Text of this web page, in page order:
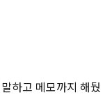
하고 메모까지 해뒀